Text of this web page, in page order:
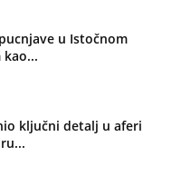
u Istočnom
kao...
ključni detalj u aferi